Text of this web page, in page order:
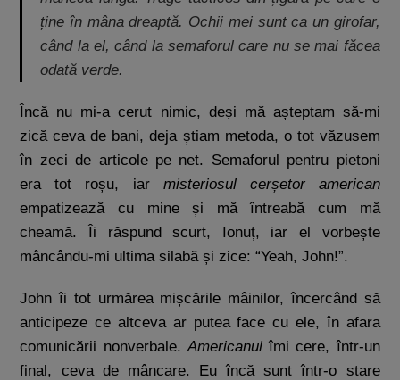
ține în mâna dreaptă. Ochii mei sunt ca un girofar,
când la el, când la semaforul care nu se mai făcea
odată verde.
Încă nu mi-a cerut nimic, deși mă așteptam să-mi
zică ceva de bani, deja știam metoda, o tot văzusem
în zeci de articole pe net. Semaforul pentru pietoni
era tot roșu, iar misteriosul cerșetor american
empatizează cu mine și mă întreabă cum mă
cheamă. Îi răspund scurt, Ionuț, iar el vorbește
mâncându-mi ultima silabă și zice: “Yeah, John!”.
John îi tot urmărea mișcările mâinilor, încercând să
anticipeze ce altceva ar putea face cu ele, în afara
comunicării nonverbale.Americanulîmi cere, într-un
final, ceva de mâncare. Eu încă sunt într-o stare